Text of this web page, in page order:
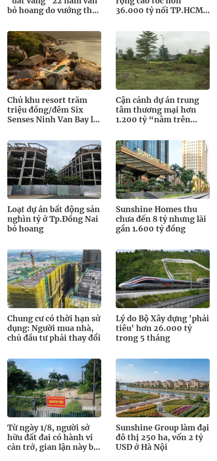
bỏ hoang do vướng thủ
36.000 tỷ nối TP.HCM
Chủ khu resort trăm
triệu đồng/đêm Six
Senses Ninh Van Bay lãi
Cận cảnh dự án trung
tâm thương mại hơn
1.200 tỷ “nằm trên
Loạt dự án bất động sản
nghìn tỷ ở Tp.Đồng Nai
bỏ hoang
Sunshine Homes thu
chưa đến 8 tỷ nhưng lãi
gần 1.600 tỷ đồng
Chung cư có thời hạn sử
dụng: Người mua nhà,
chủ đầu tư phải thay đổi
Lý do Bộ Xây dựng 'phải
tiêu' hơn 26.000 tỷ
trong 5 tháng
Từ ngày 1/8, người sở
hữu đất đai có hành vi
cản trở, gian lận này bị
Sunshine Group làm đại
đô thị 250 ha, vốn 2 tỷ
USD ở Hà Nội